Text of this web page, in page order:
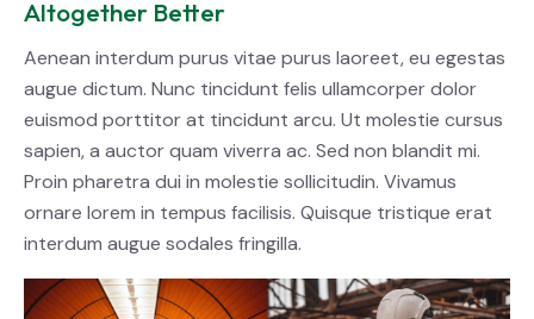
Altogether Better
Aenean interdum purus vitae purus laoreet, eu egestas
augue dictum. Nunc tincidunt felis ullamcorper dolor
euismod porttitor at tincidunt arcu. Ut molestie cursus
sapien, a auctor quam viverra ac. Sed non blandit mi.
Proin pharetra dui in molestie sollicitudin. Vivamus
ornare lorem in tempus facilisis. Quisque tristique erat
interdum augue sodales fringilla.